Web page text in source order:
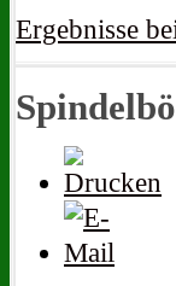
Ergebnisse